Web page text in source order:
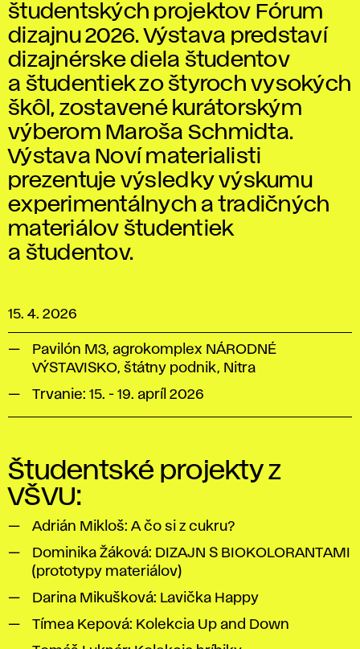
študentských projektov Fórum
dizajnu 2026. Výstava predstaví
dizajnérske diela študentov
a študentiek zo štyroch vysokých
škôl, zostavené kurátorským
výberom Maroša Schmidta.
Výstava Noví materialisti
prezentuje výsledky výskumu
experimentálnych a tradičných
materiálov študentiek
a študentov.
15. 4. 2026
Pavilón M3, agrokomplex NÁRODNÉ
VÝSTAVISKO, štátny podnik, Nitra
Trvanie: 15. - 19. apríl 2026
Študentské projekty z
VŠVU:
Adrián Mikloš: A čo si z cukru?
Dominika Žáková: DIZAJN S BIOKOLORANTAMI
(prototypy materiálov)
Darina Mikušková: Lavička Happy
Tímea Kepová: Kolekcia Up and Down